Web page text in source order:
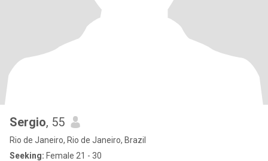
Sergio, 55
Rio de Janeiro, Rio de Janeiro, Brazil
Seeking: Female 21 - 30